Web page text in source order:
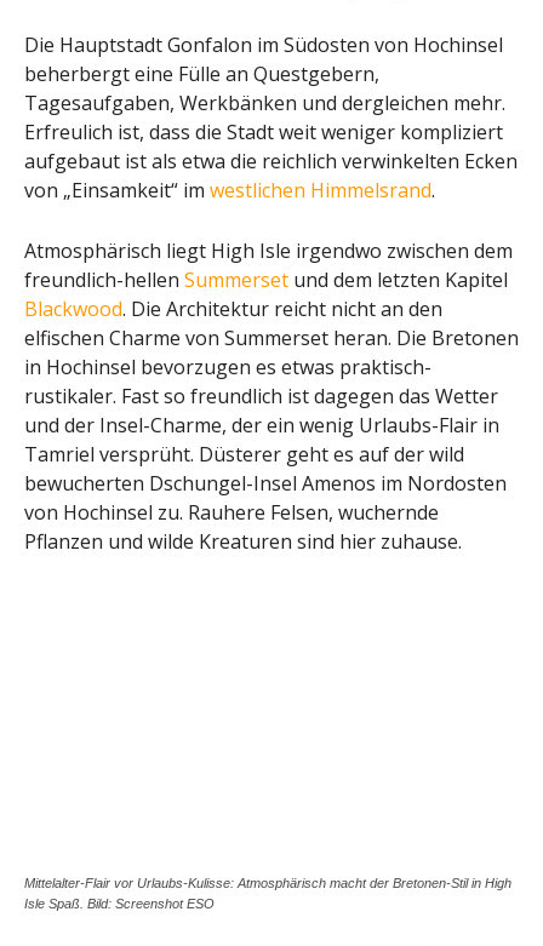
Die Hauptstadt Gonfalon im Südosten von Hochinsel
beherbergt eine Fülle an Questgebern,
Tagesaufgaben, Werkbänken und dergleichen mehr.
Erfreulich ist, dass die Stadt weit weniger kompliziert
aufgebaut ist als etwa die reichlich verwinkelten Ecken
von „Einsamkeit“ im westlichen Himmelsrand.
Atmosphärisch liegt High Isle irgendwo zwischen dem
freundlich-hellen Summerset und dem letzten Kapitel
Blackwood. Die Architektur reicht nicht an den
elfischen Charme von Summerset heran. Die Bretonen
in Hochinsel bevorzugen es etwas praktisch-
rustikaler. Fast so freundlich ist dagegen das Wetter
und der Insel-Charme, der ein wenig Urlaubs-Flair in
Tamriel versprüht. Düsterer geht es auf der wild
bewucherten Dschungel-Insel Amenos im Nordosten
von Hochinsel zu. Rauhere Felsen, wuchernde
Pflanzen und wilde Kreaturen sind hier zuhause.
Mittelalter-Flair vor Urlaubs-Kulisse: Atmosphärisch macht der Bretonen-Stil in High
Isle Spaß. Bild: Screenshot ESO